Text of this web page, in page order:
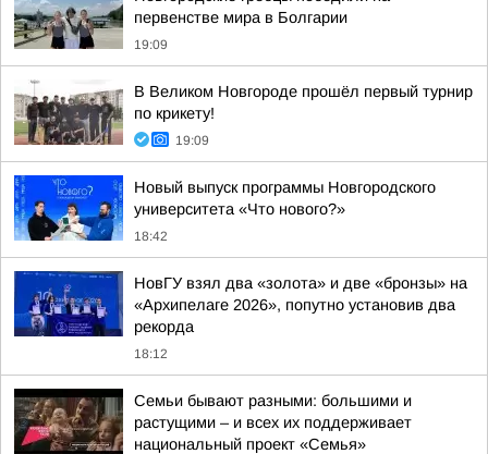
первенстве мира в Болгарии
19:09
В Великом Новгороде прошёл первый турнир
по крикету!
19:09
Новый выпуск программы Новгородского
университета «Что нового?»
18:42
НовГУ взял два «золота» и две «бронзы» на
«Архипелаге 2026», попутно установив два
рекорда
18:12
Семьи бывают разными: большими и
растущими – и всех их поддерживает
национальный проект «Семья»